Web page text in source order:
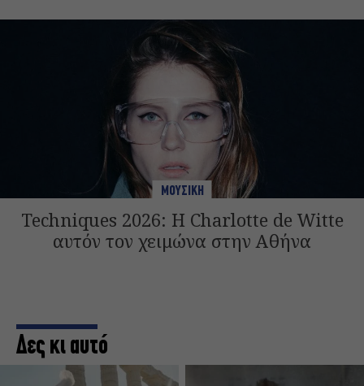
ΜΟΥΣΙΚΗ
Techniques 2026: Η Charlotte de Witte
αυτόν τον χειμώνα στην Αθήνα
Δες κι αυτό